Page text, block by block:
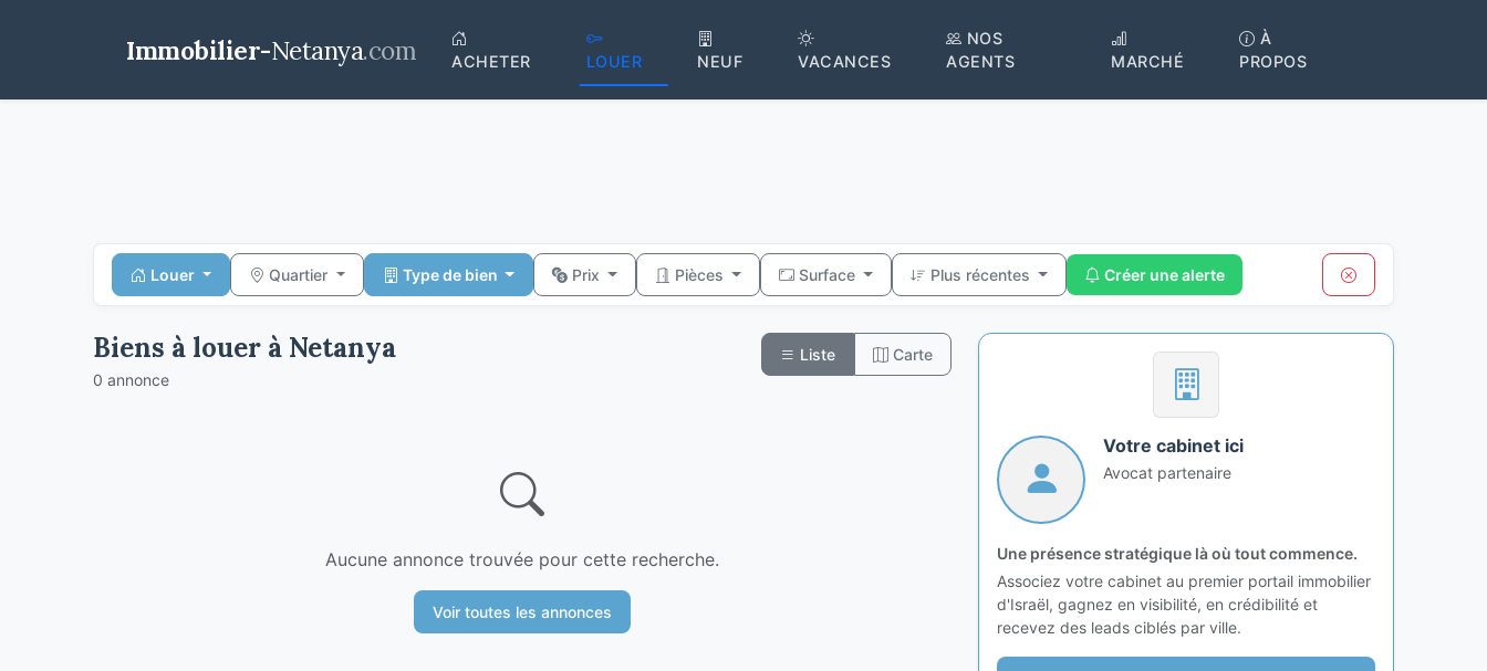
Immobilier-Netanya.com ACHETER LOUER NEUF VACANCES
NOS
AGENTS
MARCHÉ
À
PROPOS
Louer Quartier Type de bien Prix Pièces Surface Plus récentes Créer une alerte
Biens à louer à Netanya
0 annonce
Liste Carte
Aucune annonce trouvée pour cette recherche.
Voir toutes les annonces
Votre cabinet ici
Avocat partenaire
Une présence stratégique là où tout commence.
Associez votre cabinet au premier portail immobilier
d'Israël, gagnez en visibilité, en crédibilité et
recevez des leads ciblés par ville.